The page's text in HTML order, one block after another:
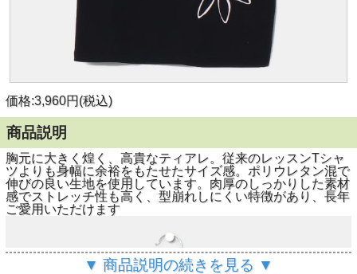
価格:3,960円(税込)
商品説明
胸元に大きく煌く、高貴なティアレ。従来のレッスンTシャ
ツよりも身幅に余裕をもたせたサイズ感。ポリウレタン混で
伸びの良い生地を使用しています。肉厚のしっかりした素材
感でストレッチ性も高く、型崩れしにくい特徴があり、長年
ご愛用いただけます
▼ 商品説明の続きを見る ▼